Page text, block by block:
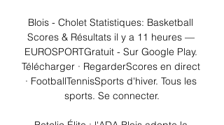
Blois - Cholet Statistiques: Basketball
Scores & Résultats il y a 11 heures —
EUROSPORTGratuit - Sur Google Play.
Télécharger · RegarderScores en direct
· FootballTennisSports d'hiver. Tous les
sports. Se connecter.